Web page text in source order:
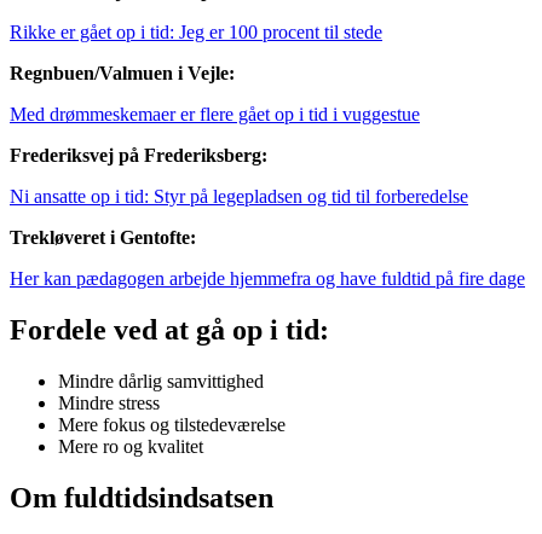
Rikke er gået op i tid: Jeg er 100 procent til stede
Regnbuen/Valmuen i Vejle:
Med drømmeskemaer er flere gået op i tid i vuggestue
Frederiksvej på Frederiksberg:
Ni ansatte op i tid: Styr på legepladsen og tid til forberedelse
Trekløveret i Gentofte:
Her kan pædagogen arbejde hjemmefra og have fuldtid på fire dage
Fordele ved at gå op i tid:
Mindre dårlig samvittighed
Mindre stress
Mere fokus og tilstedeværelse
Mere ro og kvalitet
Om fuldtidsindsatsen